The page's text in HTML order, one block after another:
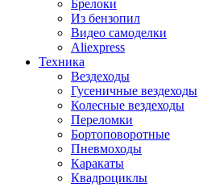
Брелоки
Из бензопил
Видео самоделки
Aliexpress
Техника
Вездеходы
Гусеничные вездеходы
Колесные вездеходы
Переломки
Бортоповоротные
Пневмоходы
Каракаты
Квадроциклы